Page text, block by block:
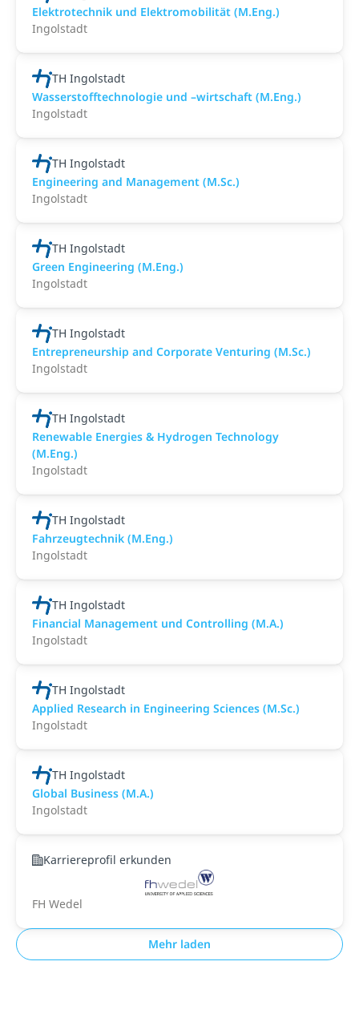
Elektrotechnik und Elektromobilität (M.Eng.)
Ingolstadt
TH Ingolstadt
Wasserstofftechnologie und –wirtschaft (M.Eng.)
Ingolstadt
TH Ingolstadt
Engineering and Management (M.Sc.)
Ingolstadt
TH Ingolstadt
Green Engineering (M.Eng.)
Ingolstadt
TH Ingolstadt
Entrepreneurship and Corporate Venturing (M.Sc.)
Ingolstadt
TH Ingolstadt
Renewable Energies & Hydrogen Technology
(M.Eng.)
Ingolstadt
TH Ingolstadt
Fahrzeugtechnik (M.Eng.)
Ingolstadt
TH Ingolstadt
Financial Management und Controlling (M.A.)
Ingolstadt
TH Ingolstadt
Applied Research in Engineering Sciences (M.Sc.)
Ingolstadt
TH Ingolstadt
Global Business (M.A.)
Ingolstadt
Karriereprofil erkunden
FH Wedel
Mehr laden